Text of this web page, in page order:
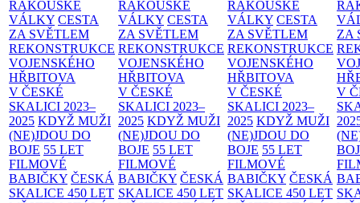
RAKOUSKÉ
VÁLKY CESTA
ZA SVĚTLEM
REKONSTRUKCE
VOJENSKÉHO
HŘBITOVA
V ČESKÉ
SKALICI 2023–
2025 KDYŽ MUŽI
(NE)JDOU DO
BOJE 55 LET
FILMOVÉ
BABIČKY ČESKÁ
SKALICE 450 LET
RAKOUSKÉ
VÁLKY CESTA
ZA SVĚTLEM
REKONSTRUKCE
VOJENSKÉHO
HŘBITOVA
V ČESKÉ
SKALICI 2023–
2025 KDYŽ MUŽI
(NE)JDOU DO
BOJE 55 LET
FILMOVÉ
BABIČKY ČESKÁ
SKALICE 450 LET
RAKOUSKÉ
VÁLKY CESTA
ZA SVĚTLEM
REKONSTRUKCE
VOJENSKÉHO
HŘBITOVA
V ČESKÉ
SKALICI 2023–
2025 KDYŽ MUŽI
(NE)JDOU DO
BOJE 55 LET
FILMOVÉ
BABIČKY ČESKÁ
SKALICE 450 LET
ZA
V